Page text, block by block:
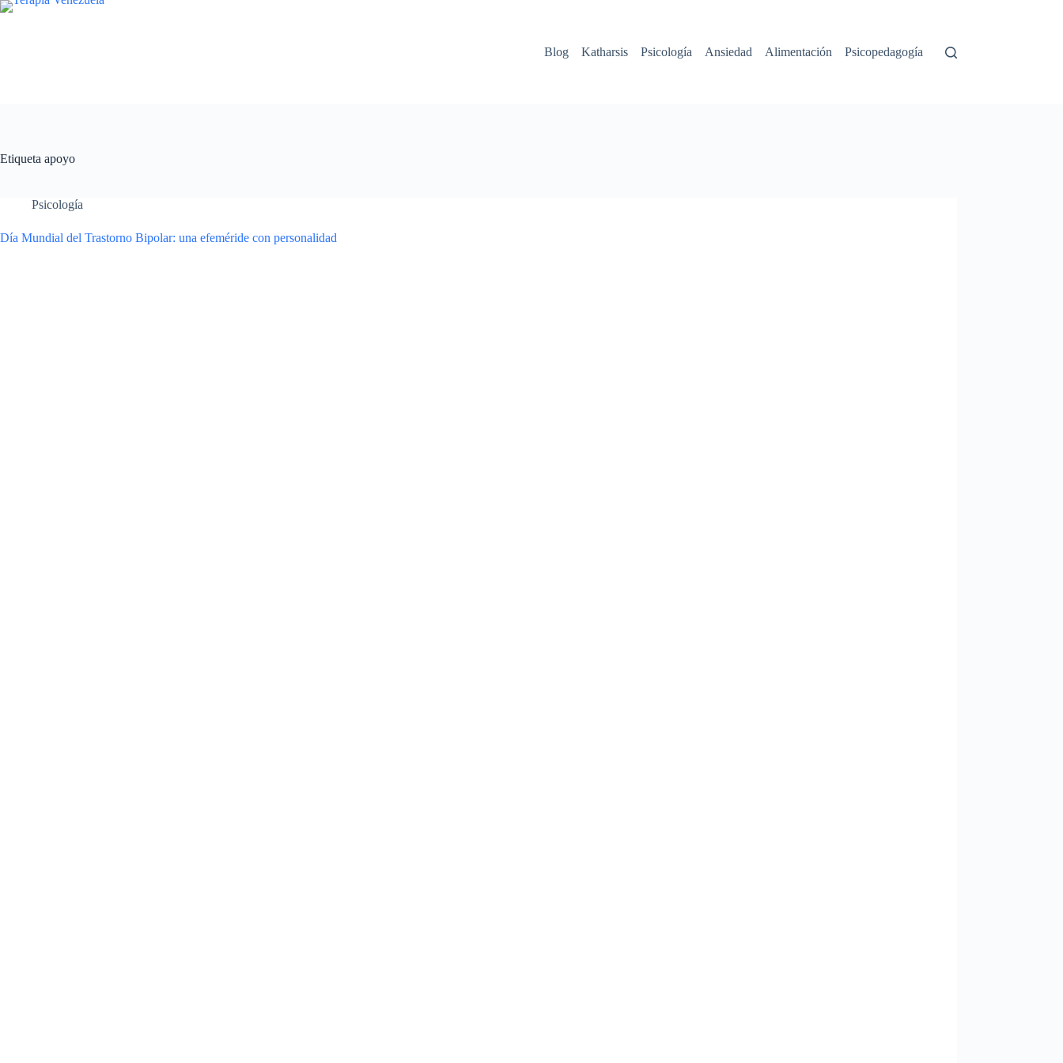
Saltar
Blog
Katharsis Psicología Ansiedad Alimentación Psicopedagogía
Etiqueta apoyo
Psicología
Día Mundial del Trastorno Bipolar: una efeméride con personalidad